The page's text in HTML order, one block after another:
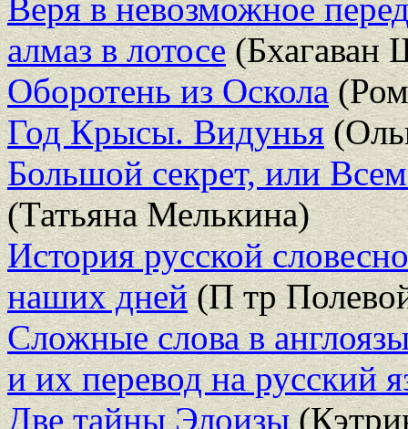
Веря в невозможное
алмаз в лотосе
Оборотень из Оскола
Год Крысы. Видунья
Большой секрет, или
(Татьяна Мелькина)
История русской
наших дней(П тр
Сложные слова в
и их перевод на русский
Две тайны Элоизы